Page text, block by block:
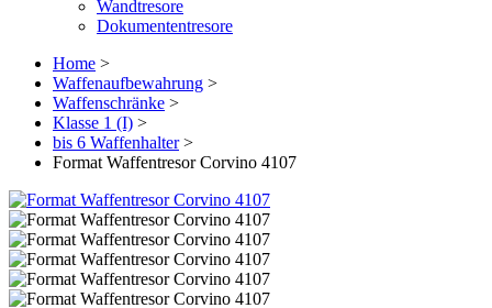
Wandtresore
Dokumententresore
Home >
Waffenaufbewahrung >
Waffenschränke >
Klasse 1 (I) >
bis 6 Waffenhalter >
Format Waffentresor Corvino 4107